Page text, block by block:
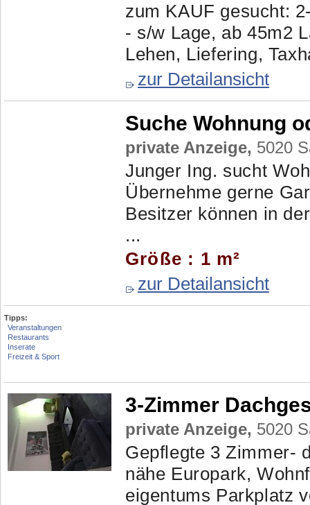
zum KAUF gesucht:
- s/w Lage, ab 45m2
Lehen, Liefering,
zur Detailansicht
Suche Wohnung
private Anzeige, 5020
Junger Ing. sucht
Übernehme gerne
Besitzer können in
...
Größe : 1 m²
zur Detailansicht
Tipps:
Veranstaltungen
Restaurants
Inserate
Freizeit & Sport
3-Zimmer
private Anzeige, 5020
Gepflegte 3 Zimmer-
nähe Europark,
eigentums Parkplatz